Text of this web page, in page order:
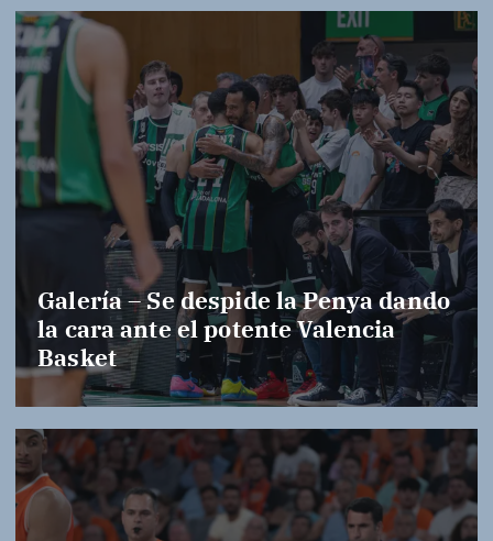
Galería – Se despide la Penya dando
la cara ante el potente Valencia
Basket